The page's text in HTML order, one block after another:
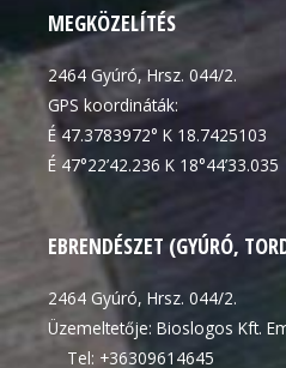
MEGKÖZELÍTÉS
2464 Gyúró, Hrsz. 044/2.
GPS koordináták:
É 47.3783972° K 18.7425103
É 47°22’42.236 K 18°44’33.035
EBRENDÉSZET (GYÚRÓ,
2464 Gyúró, Hrsz. 044/2.
Üzemeltetője: Bioslogos Kft.
Tel: +36309614645